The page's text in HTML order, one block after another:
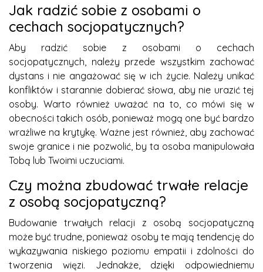
Jak radzić sobie z osobami o
cechach socjopatycznych?
Aby radzić sobie z osobami o cechach
socjopatycznych, należy przede wszystkim zachować
dystans i nie angażować się w ich życie. Należy unikać
konfliktów i starannie dobierać słowa, aby nie urazić tej
osoby. Warto również uważać na to, co mówi się w
obecności takich osób, ponieważ mogą one być bardzo
wrażliwe na krytykę. Ważne jest również, aby zachować
swoje granice i nie pozwolić, by ta osoba manipulowała
Tobą lub Twoimi uczuciami.
Czy można zbudować trwałe relacje
z osobą socjopatyczną?
Budowanie trwałych relacji z osobą socjopatyczną
może być trudne, ponieważ osoby te mają tendencję do
wykazywania niskiego poziomu empatii i zdolności do
tworzenia więzi. Jednakże, dzięki odpowiedniemu